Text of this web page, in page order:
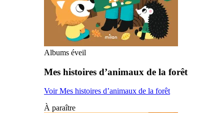
Albums éveil
Mes histoires d’animaux de la forêt
Voir Mes histoires d’animaux de la forêt
À paraître